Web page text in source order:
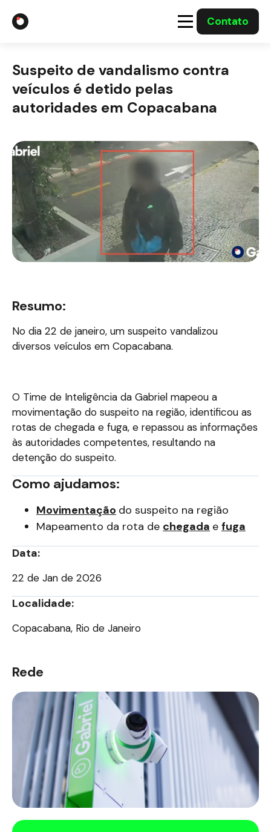
Contato
Casos Solucionados
Mídia
Suspeito de vandalismo contra
veículos é detido pelas
autoridades em Copacabana
Resumo:
No dia 22 de janeiro, um suspeito vandalizou
diversos veículos em Copacabana.
O Time de Inteligência da Gabriel mapeou a
movimentação do suspeito na região, identificou as
rotas de chegada e fuga, e repassou as informações
às autoridades competentes, resultando na
detenção do suspeito.
Como ajudamos:
Movimentação do suspeito na região
Mapeamento da rota de chegada e fuga
Data:
22 de Jan de 2026
Localidade:
Copacabana, Rio de Janeiro
Rede